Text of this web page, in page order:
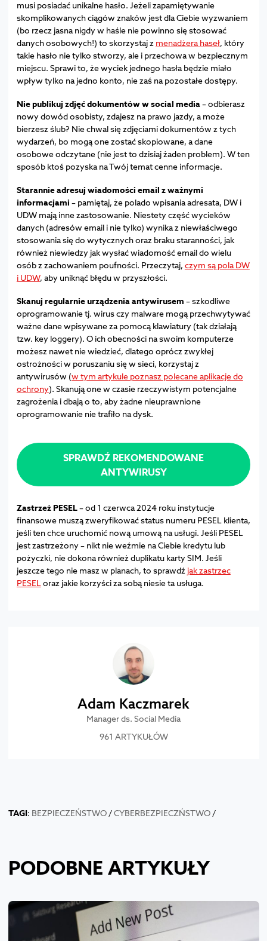
musi posiadać unikalne hasło. Jeżeli zapamiętywanie
skomplikowanych ciągów znaków jest dla Ciebie wyzwaniem
(bo rzecz jasna nigdy w haśle nie powinno się stosować
danych osobowych!) to skorzystaj z menadżera haseł, który
takie hasło nie tylko stworzy, ale i przechowa w bezpiecznym
miejscu. Sprawi to, że wyciek jednego hasła będzie miało
wpływ tylko na jedno konto, nie zaś na pozostałe dostępy.
Nie publikuj zdjęć dokumentów w social media– odbierasz
nowy dowód osobisty, zdajesz na prawo jazdy, a może
bierzesz ślub? Nie chwal się zdjęciami dokumentów z tych
wydarzeń, bo mogą one zostać skopiowane, a dane
osobowe odczytane (nie jest to dzisiaj żaden problem). W ten
sposób ktoś pozyska na Twój temat cenne informacje.
Starannie adresuj wiadomości email z ważnymi
informacjami – pamiętaj, że polado wpisania adresata, DW i
UDW mają inne zastosowanie. Niestety część wycieków
danych (adresów email i nie tylko) wynika z niewłaściwego
stosowania się do wytycznych oraz braku staranności, jak
również niewiedzy jak wysłać wiadomość email do wielu
osób z zachowaniem poufności. Przeczytaj, czym są pola DW
i UDW, aby uniknąć błędu w przyszłości.
Skanuj regularnie urządzenia antywirusem – szkodliwe
oprogramowanie tj. wirus czy malware mogą przechwytywać
ważne dane wpisywane za pomocą klawiatury (tak działają
tzw. key loggery). O ich obecności na swoim komputerze
możesz nawet nie wiedzieć, dlatego oprócz zwykłej
ostrożności w poruszaniu się w sieci, korzystaj z
antywirusów (w tym artykule poznasz polecane aplikacje do
ochrony). Skanują one w czasie rzeczywistym potencjalne
zagrożenia i dbają o to, aby żadne nieuprawnione
oprogramowanie nie trafiło na dysk.
SPRAWDŹ REKOMENDOWANE
ANTYWIRUSY
Zastrzeż PESEL– od 1 czerwca 2024 roku instytucje
finansowe muszą zweryfikować status numeru PESEL klienta,
jeśli ten chce uruchomić nową umową na usługi. Jeśli PESEL
jest zastrzeżony – nikt nie weźmie na Ciebie kredytu lub
pożyczki, nie dokona również duplikatu karty SIM. Jeśli
jeszcze tego nie masz w planach, to sprawdź jak zastrzec
PESELoraz jakie korzyści za sobą niesie ta usługa.
Adam Kaczmarek
Manager ds. Social Media
961 ARTYKUŁÓW
TAGI: BEZPIECZEŃSTWO/CYBERBEZPIECZŃSTWO/
PODOBNE ARTYKUŁY